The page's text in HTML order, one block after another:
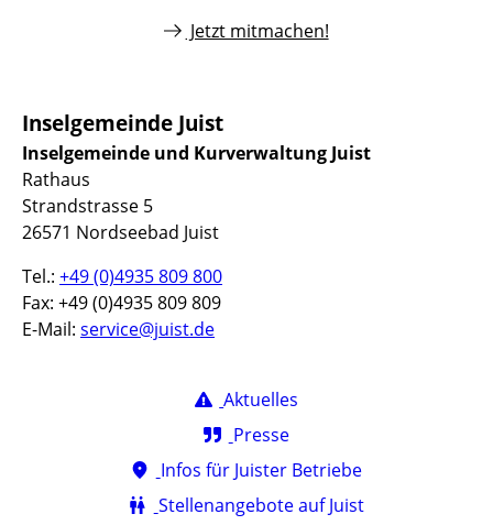
Jetzt mitmachen!
Inselgemeinde Juist
Inselgemeinde und Kurverwaltung Juist
Rathaus
Strandstrasse 5
26571 Nordseebad Juist
Tel.: +49 (0)4935 809 800
Fax: +49 (0)4935 809 809
E-Mail: service@juist.de
Aktuelles
Presse
Infos für Juister Betriebe
Stellenangebote auf Juist